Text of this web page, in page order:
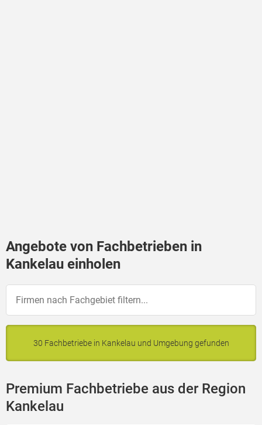
Angebote von Fachbetrieben in
Kankelau einholen
30 Fachbetriebe in Kankelau und Umgebung gefunden
Premium Fachbetriebe aus der Region
Kankelau